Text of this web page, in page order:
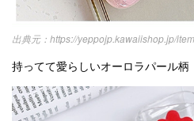
https://yeppojp.kawaiishop.jp/
持ってて愛らしいオーロラパール柄